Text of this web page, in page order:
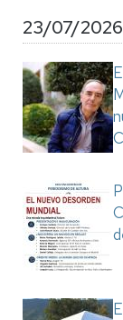
23/07/2026